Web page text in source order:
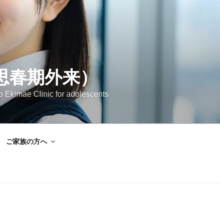
春期外来）
Ekimae Clinic for adolescents
ご家族の方へ